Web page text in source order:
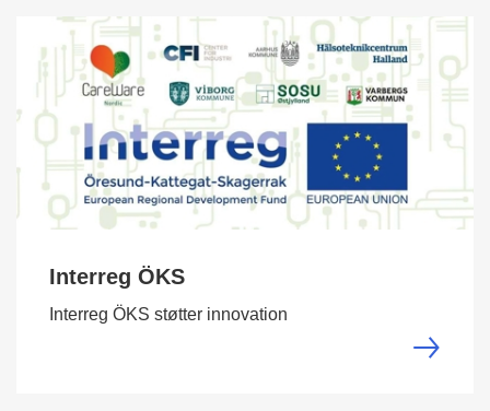
Interreg ÖKS
Interreg ÖKS støtter innovation